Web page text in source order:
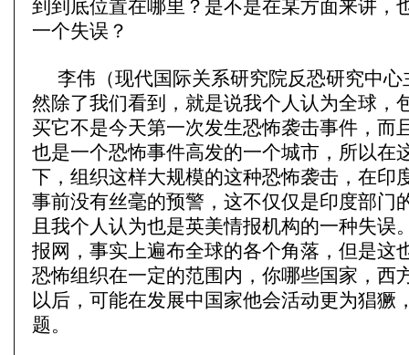
到到底位置在哪里？是不是在某方面来讲，
一个失误？
李伟（现代国际关系研究院反恐研究中
然除了我们看到，就是说我个人认为全球，
买它不是今天第一次发生恐怖袭击事件，而
也是一个恐怖事件高发的一个城市，所以在
下，组织这样大规模的这种恐怖袭击，在印
事前没有丝毫的预警，这不仅仅是印度部门
且我个人认为也是英美情报机构的一种失误
报网，事实上遍布全球的各个角落，但是这
恐怖组织在一定的范围内，你哪些国家，西
以后，可能在发展中国家他会活动更为猖獗
题。